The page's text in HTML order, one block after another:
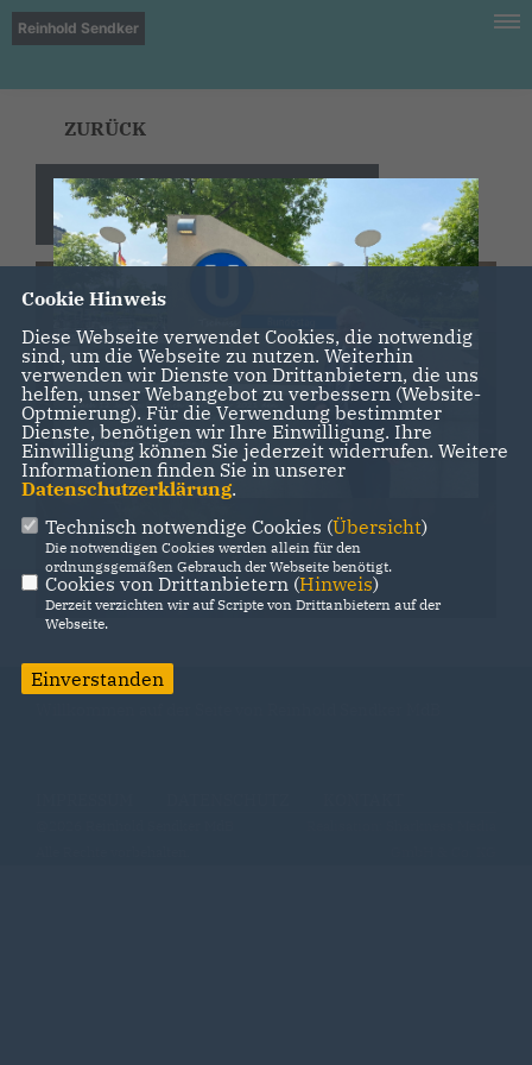
Reinhold Sendker
ZURÜCK
Reinhold Sendker zu Gast beim
Kreisagrarausschuss in Sendenhorst
Cookie Hinweis
Diese Webseite verwendet Cookies, die notwendig
sind, um die Webseite zu nutzen. Weiterhin
verwenden wir Dienste von Drittanbietern, die uns
helfen, unser Webangebot zu verbessern (Website-
Optmierung). Für die Verwendung bestimmter
Dienste, benötigen wir Ihre Einwilligung. Ihre
Einwilligung können Sie jederzeit widerrufen. Weitere
Informationen finden Sie in unserer
Datenschutzerklärung.
Technisch notwendige Cookies (Übersicht)
Die notwendigen Cookies werden allein für den
ordnungsgemäßen Gebrauch der Webseite benötigt.
Cookies von Drittanbietern (Hinweis)
Derzeit verzichten wir auf Scripte von Drittanbietern auf der
Webseite.
Einverstanden